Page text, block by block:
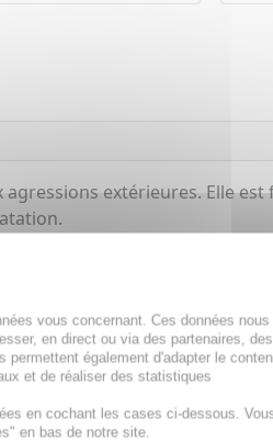
extérieures. Elle
vous concernant. Ces données nous
en direct ou via des partenaires, des
également d'adapter le
et de réaliser des statistiques
en cochant les cases ci-dessous.
en bas de notre site.